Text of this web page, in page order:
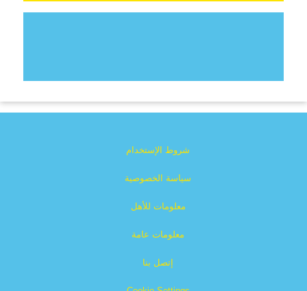
شروط الإستخدام
سياسة الخصوصية
معلومات للأهل
معلومات عامة
إتصل بنا